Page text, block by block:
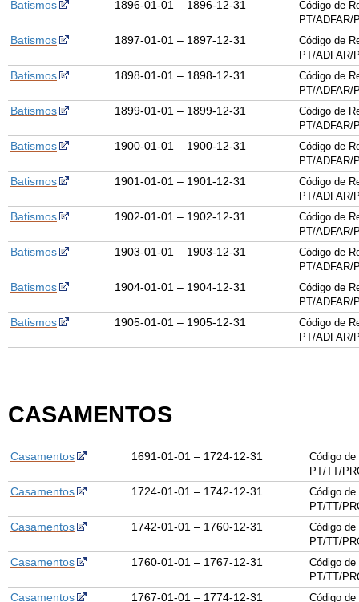
Batismos 1896-01-01 – 1896-12-31
Código de
PT/ADFAR/
Batismos 1897-01-01 – 1897-12-31
Código de
PT/ADFAR/
Batismos 1898-01-01 – 1898-12-31
Código de
PT/ADFAR/
Batismos 1899-01-01 – 1899-12-31
Código de
PT/ADFAR/
Batismos 1900-01-01 – 1900-12-31
Código de
PT/ADFAR/
Batismos 1901-01-01 – 1901-12-31
Código de
PT/ADFAR/
Batismos 1902-01-01 – 1902-12-31
Código de
PT/ADFAR/
Batismos 1903-01-01 – 1903-12-31
Código de
PT/ADFAR/
Batismos 1904-01-01 – 1904-12-31
Código de
PT/ADFAR/
Batismos 1905-01-01 – 1905-12-31
Código de
PT/ADFAR/
CASAMENTOS
Casamentos 1691-01-01 – 1724-12-31
Código
PT/TT/
Casamentos 1724-01-01 – 1742-12-31
Código
PT/TT/
Casamentos 1742-01-01 – 1760-12-31
Código
PT/TT/
Casamentos 1760-01-01 – 1767-12-31
Código
PT/TT/
Casamentos 1767-01-01 – 1774-12-31 Código